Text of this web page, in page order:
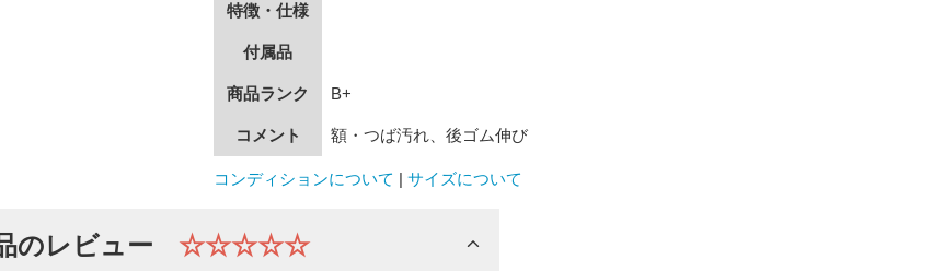
特徴・仕様
付属品
商品ランク B+
コメント 額・つば汚れ、後ゴム伸び
コンディションについて | サイズについて
のレビュー ☆☆☆☆☆